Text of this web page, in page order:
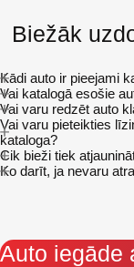
Biežāk
Kādi auto ir pieejami
Vai katalogā esošie
Vai varu redzēt auto
Vai varu pieteikties
kataloga?
Cik bieži tiek
Ko darīt, ja nevaru
Auto iegāde